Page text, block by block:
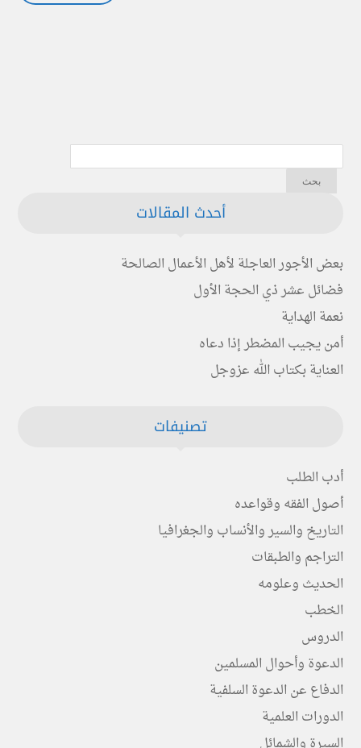
أحدث المقالات
بعض الأجور العاجلة لأهل الأعمال الصالحة
فضائل عشر ذي الحجة الأول
نعمة الهداية
أمن يجيب المضطر إذا دعاه
العناية بكتاب الله عزوجل
تصنيفات
أدب الطلب
أصول الفقه وقواعده
التاريخ والسير والأنساب والجغرافيا
التراجم والطبقات
الحديث وعلومه
الخطب
الدروس
الدعوة وأحوال المسلمين
الدفاع عن الدعوة السلفية
الدورات العلمية